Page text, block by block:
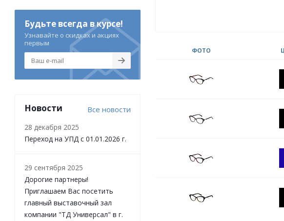
ФОТО
Будьте всегда в курсе!
Узнавайте о скидках и акциях
первым
Новости Все новости
28 декабря 2025
Переход на УПД с 01.01.2026 г.
29 сентября 2025
Дорогие партнеры!
Приглашаем Вас посетить
главный выставочный зал
компании "ТД Универсал" в г.